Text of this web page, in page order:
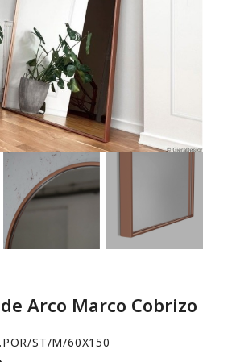
Arco Marco Cobrizo
ST/M/60X150